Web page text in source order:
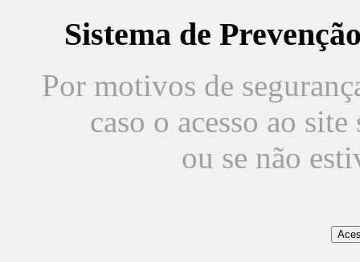
Sistema de
Por motivos de
caso o acesso ao
ou se não